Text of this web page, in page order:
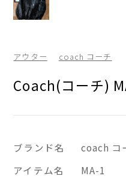
アウター coach コーチ
Coach(コーチ)
ブランド名
coach コ
アイテム名
MA-1